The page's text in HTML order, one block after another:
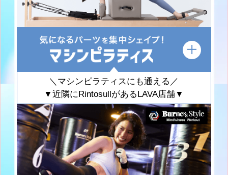
＼マシンピラティスにも通える／
▼近隣にRintosullがあるLAVA店舗▼